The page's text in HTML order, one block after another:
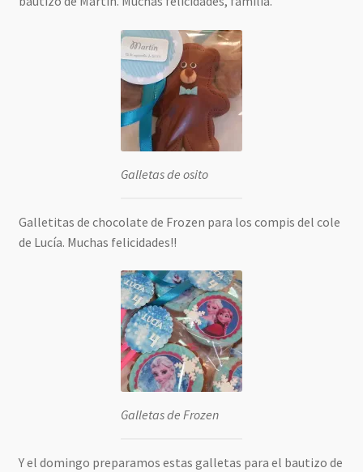
Galletas de osito
Galletitas de chocolate de Frozen para los compis del cole
de Lucía. Muchas felicidades!!
Galletas de Frozen
Y el domingo preparamos estas galletas para el bautizo de